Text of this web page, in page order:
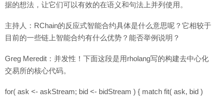
据的想法，让它们可以有效的在语义和句法上并列使用。
主持人：RChain的反应式智能合约具体是什么意思呢？它相较于
目前的一些链上智能合约有什么优势？能否举例说明？
Greg Meredit：并发性！下面这段是用rholang写的构建去中心化
交易所的核心代码。
for( ask <- askStream; bid <- bidStream ) { match fit( ask, bid )